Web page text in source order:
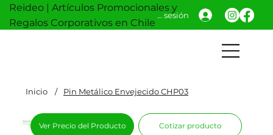
Reideo | Artículos Promocionales y
Regalos Corporativos en Chile
Iniciar sesión
Inicio / Pin Metálico Envejecido CHP03
Ver Precio del Producto Cotizar producto